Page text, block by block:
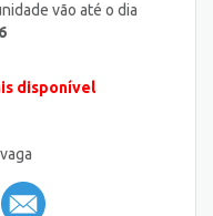
vão até o dia
disponível